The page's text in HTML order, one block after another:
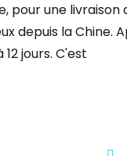
pour une livraison
depuis la Chine.
jours. C'est